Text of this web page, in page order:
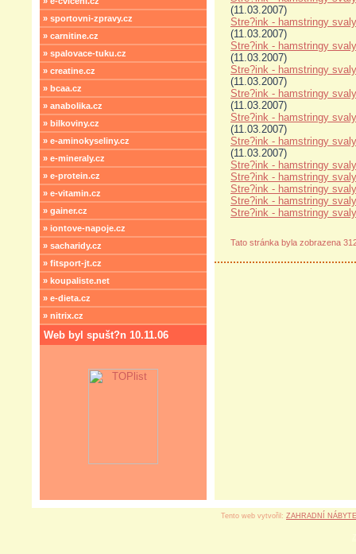
» sportovni-zpravy.cz
» carnitine.cz
» spalovace-tuku.cz
» creatine.cz
» bcaa.cz
» anabolika.cz
» bilkoviny.cz
» e-aminokyseliny.cz
» e-mineraly.cz
» e-protein.cz
» e-vitamin.cz
» gainer.cz
» iontove-napoje.cz
» sacharidy.cz
» fitsport-jt.cz
» koupaliste.net
» e-dieta.cz
» nitrix.cz
Web byl spušt?n 10.11.06
(11.03.2007)
Stre?ink - hamstringy
(11.03.2007)
Stre?ink - hamstringy
(11.03.2007)
Stre?ink - hamstringy
(11.03.2007)
Stre?ink - hamstringy
(11.03.2007)
Stre?ink - hamstringy
(11.03.2007)
Stre?ink - hamstringy
(11.03.2007)
Stre?ink - hamstringy
Stre?ink - hamstringy
Stre?ink - hamstringy
Stre?ink - hamstringy
Stre?ink - hamstringy
Tato stránka byla zobrazena
Tento web vytvořil: ZAHRADNÍ